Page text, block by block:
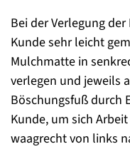
Bei der Verlegung
Kunde sehr leicht
Mulchmatte in
verlegen und jeweils
Böschungsfuß durch
Kunde, um sich
waagrecht von links